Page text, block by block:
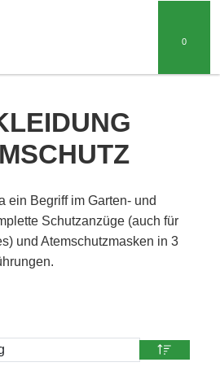
0
ein Begriff im Garten- und
Schutzanzüge (auch für
und Atemschutzmasken in 3